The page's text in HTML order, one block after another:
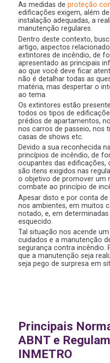
As medidas deproteção
edificações exigem, além
instalação adequadas, a
manutenção regulares.
Dentro deste contexto,
artigo, aspectos
extintores de incêndio, de
apresentado as principais
ao que você deve ficar
não é detalhar todas as
matéria, mas despertar o
ao tema.
Os extintores estão
todos os tipos de
prédios de apartamentos,
nos carros de passeio, nos
casas de shows etc.
Devido a sua reconhecida
princípios de incêndio, de
ocupantes das edificações,
são itens exigidos nas
o objetivo de promover um
combate ao princípio de
Apesar disto e por conta de
nos ambientes, em muitos
notado, e, em
esquecido.
Tal situação nos acende
cuidados e a manutenção
segurança contra incêndio.
que a manutenção seja
seja pego de surpresa em
Principais
ABNT e
INMETRO